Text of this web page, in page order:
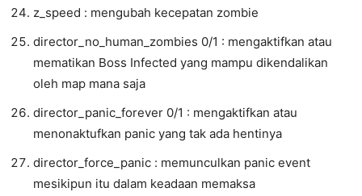
z_speed : mengubah kecepatan zombie
director_no_human_zombies 0/1 : mengaktifkan atau
mematikan Boss Infected yang mampu dikendalikan
oleh map mana saja
director_panic_forever 0/1 : mengaktifkan atau
menonaktufkan panic yang tak ada hentinya
director_force_panic : memunculkan panic event
mesikipun itu dalam keadaan memaksa